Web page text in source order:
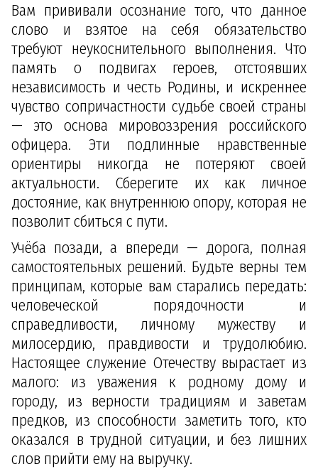
Вам прививали осознание того, что данное
слово и взятое на себя обязательство
требуют неукоснительного выполнения. Что
память о подвигах героев, отстоявших
независимость и честь Родины, и искреннее
чувство сопричастности судьбе своей страны
— это основа мировоззрения российского
офицера. Эти подлинные нравственные
ориентиры никогда не потеряют своей
актуальности. Сберегите их как личное
достояние, как внутреннюю опору, которая не
позволит сбиться с пути.
Учёба позади, а впереди — дорога, полная
самостоятельных решений. Будьте верны тем
принципам, которые вам старались передать:
человеческой порядочности и
справедливости, личному мужеству и
милосердию, правдивости и трудолюбию.
Настоящее служение Отечеству вырастает из
малого: из уважения к родному дому и
городу, из верности традициям и заветам
предков, из способности заметить того, кто
оказался в трудной ситуации, и без лишних
слов прийти ему на выручку.